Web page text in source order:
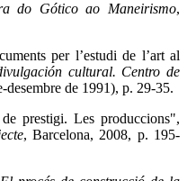
do Gótico ao Maneirismo,
per l’estudi de l’art al
cultural. Centro de
desembre de 1991), p. 29-35.
prestigi. Les produccions",
, Barcelona, 2008, p. 195-